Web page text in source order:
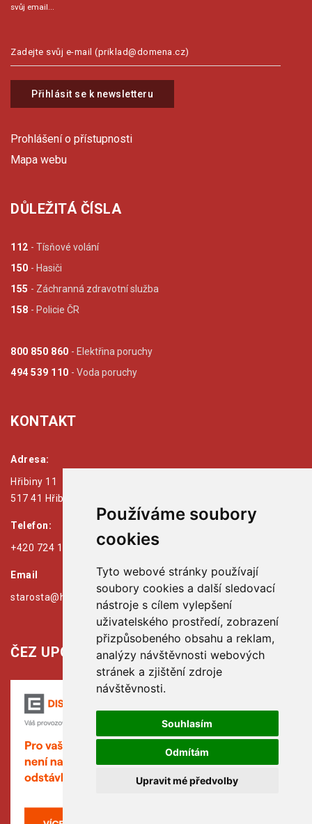
Používáme soubory
cookies
Tyto webové stránky používají
soubory cookies a další sledovací
nástroje s cílem vylepšení
uživatelského prostředí, zobrazení
přizpůsobeného obsahu a reklam,
analýzy návštěvnosti webových
stránek a zjištění zdroje
návštěvnosti.
Souhlasím
Odmítám
Upravit mé předvolby
svůj email...
Přihlásit se k newsletteru
Prohlášení o přístupnosti
Mapa webu
DŮLEŽITÁ ČÍSLA
112 - Tísňové volání
150 - Hasiči
155 - Záchranná zdravotní služba
158 - Policie ČR
800 850 860 - Elektřina poruchy
494 539 110 - Voda poruchy
KONTAKT
Adresa:
Hřibiny 11
517 41 Hřibiny - Ledská
Telefon:
+420 724 179 125
Email
starosta@hribiny-ledska.cz
ČEZ UPOZORŇUJE: